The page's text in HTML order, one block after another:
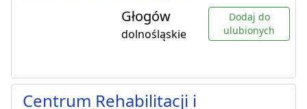
Głogów
dolnośląskie
Dodaj do
ulubionych
Centrum Rehabilitacji i